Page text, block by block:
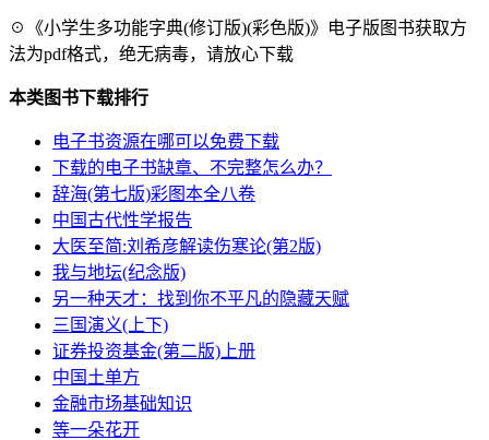
☉《小学生多功能字典(修订版)(彩色版)》电子版图书获取方
法为pdf格式，绝无病毒，请放心下载
本类图书下载排行
电子书资源在哪可以免费下载
下载的电子书缺章、不完整怎么办？
辞海(第七版)彩图本全八卷
中国古代性学报告
大医至简:刘希彦解读伤寒论(第2版)
我与地坛(纪念版)
另一种天才：找到你不平凡的隐藏天赋
三国演义(上下)
证券投资基金(第二版)上册
中国土单方
金融市场基础知识
等一朵花开